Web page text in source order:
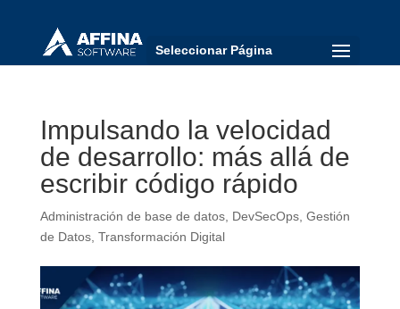
Seleccionar Página
Impulsando la velocidad
de desarrollo: más allá de
escribir código rápido
Administración de base de datos, DevSecOps, Gestión
de Datos, Transformación Digital